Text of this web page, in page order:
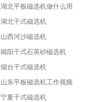
湖北平板磁选机做什么用
湖北干式磁选机
山西河沙磁选机
揭阳干式石英砂磁选机
烟台干式磁选机
山东平板磁选机工作视频
宁夏干式磁选机